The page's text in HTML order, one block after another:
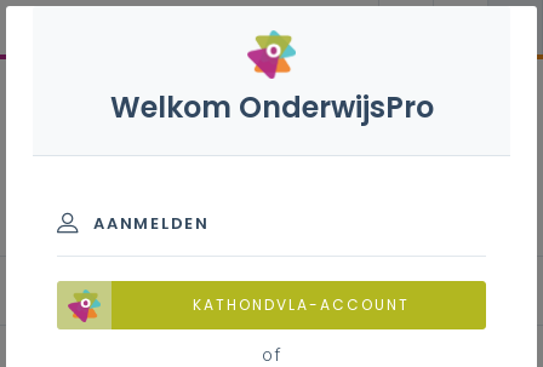
Achtergrond
Welkom OnderwijsPro
AANMELDEN
KATHONDVLA-ACCOUNT
of